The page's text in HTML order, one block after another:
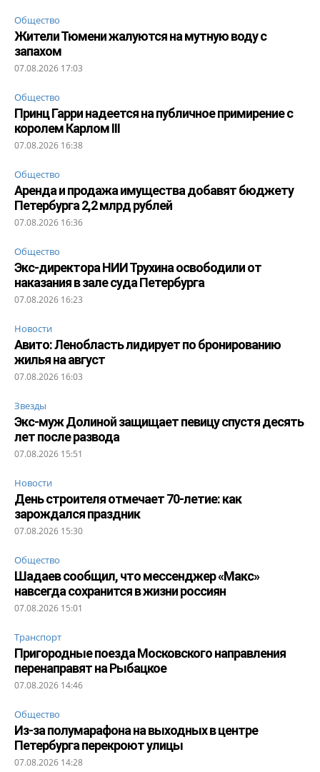
Общество
Жители Тюмени жалуются на мутную воду с
запахом
07.08.2026 17:03
Общество
Принц Гарри надеется на публичное примирение с
королем Карлом III
07.08.2026 16:38
Общество
Аренда и продажа имущества добавят бюджету
Петербурга 2,2 млрд рублей
07.08.2026 16:36
Общество
Экс-директора НИИ Трухина освободили от
наказания в зале суда Петербурга
07.08.2026 16:23
Новости
Авито: Ленобласть лидирует по бронированию
жилья на август
07.08.2026 16:03
Звезды
Экс-муж Долиной защищает певицу спустя десять
лет после развода
07.08.2026 15:51
Новости
День строителя отмечает 70-летие: как
зарождался праздник
07.08.2026 15:30
Общество
Шадаев сообщил, что мессенджер «Макс»
навсегда сохранится в жизни россиян
07.08.2026 15:01
Транспорт
Пригородные поезда Московского направления
перенаправят на Рыбацкое
07.08.2026 14:46
Общество
Из-за полумарафона на выходных в центре
Петербурга перекроют улицы
07.08.2026 14:28